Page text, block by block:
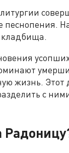
песнопения.
жизнь. Этот
с